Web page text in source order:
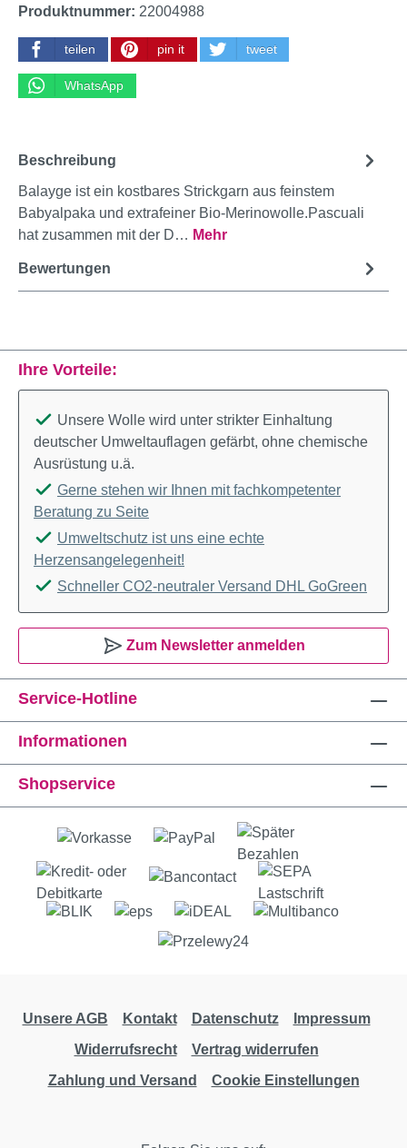
Produktnummer: 22004988
teilen pin it tweet
WhatsApp
Beschreibung
Balayge ist ein kostbares Strickgarn aus feinstem
Babyalpaka und extrafeiner Bio-Merinowolle.Pascuali
hat zusammen mit der D… Mehr
Bewertungen
Service-Hotline
Informationen
Shopservice
Ihre Vorteile:
Unsere Wolle wird unter strikter Einhaltung
deutscher Umweltauflagen gefärbt, ohne chemische
Ausrüstung u.ä.
Gerne stehen wir Ihnen mit fachkompetenter
Beratung zu Seite
Umweltschutz ist uns eine echte
Herzensangelegenheit!
Schneller CO2-neutraler Versand DHL GoGreen
Zum Newsletter anmelden
Unsere AGB Kontakt Datenschutz
Impressum
Widerrufsrecht
Vertrag widerrufen
Zahlung und Versand
Cookie Einstellungen